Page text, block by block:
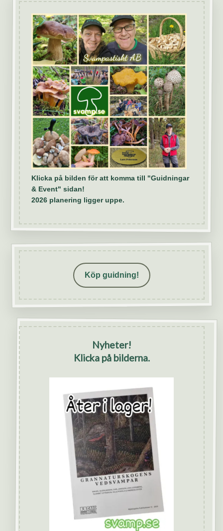
Klicka på bilden för att komma till "Guidningar
& Event" sidan!
2026 planering ligger uppe.
Köp guidning!
Nyheter!
Klicka på bilderna.